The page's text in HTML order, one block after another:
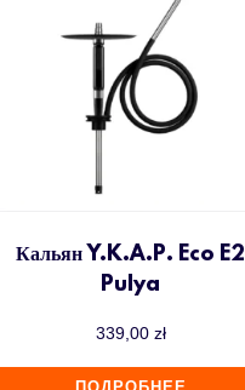
Кальян Y.K.A.P. Eco E2
Pulya
339,00 zł